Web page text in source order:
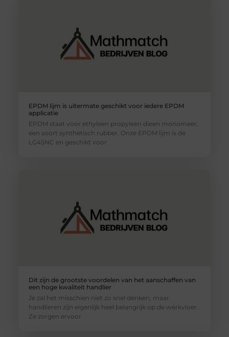
EPDM lijm is uitermate geschikt voor iedere EPDM
applicatie
EPDM staat voor ethyleen propyleen dieen monomeer,
een soort synthetisch rubber. Onze EPDM lijm is de
LG45NC en geschikt voor
Dit zijn de grootste voordelen van het aanschaffen van
een hoge kwaliteit handlier
Je zal het misschien niet zo snel denken, maar
handlieren zijn eigenlijk heel belangrijk op de werkvloer.
Ze zorgen ervoor